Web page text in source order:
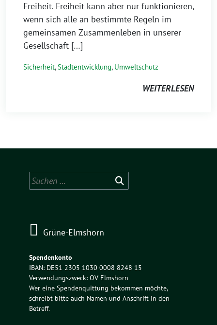
Freiheit. Freiheit kann aber nur funktionieren,
wenn sich alle an bestimmte Regeln im
gemeinsamen Zusammenleben in unserer
Gesellschaft […]
Sicherheit,Stadtentwicklung, Umweltschutz
WEITERLESEN
Suchen
nach:
Grüne-Elmshorn
Spendenkonto
IBAN: DE51 2305 1030 0008 8248 15
Verwendungszweck: OV Elmshorn
Wer eine Spendenquittung bekommen möchte,
schreibt bitte auch Namen und Anschrift in den
Betreff.